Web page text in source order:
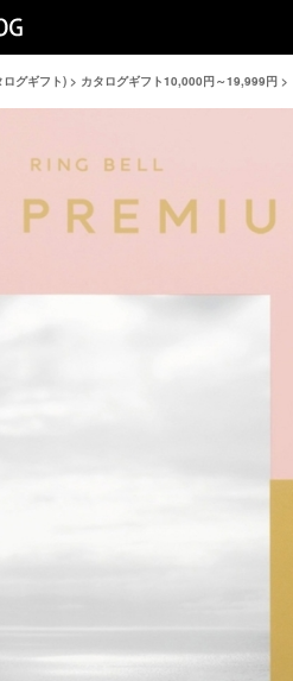
ログギフト) > カタログギフト10,000円～19,999円 >